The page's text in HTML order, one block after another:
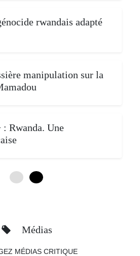
rwandais adapté
manipulation sur la
Rwanda. Une
Médias
MÉDIAS CRITIQUE